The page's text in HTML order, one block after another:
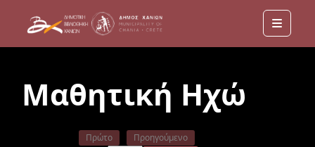
Menu
Μαθητική Ηχώ
Πρώτο
Προηγούμενο